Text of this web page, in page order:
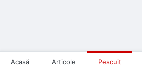
Acasă Articole Pescuit